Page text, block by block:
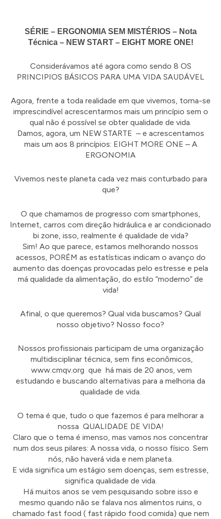
SÉRIE – ERGONOMIA SEM MISTÉRIOS – Nota
Técnica – NEW START – EIGHT MORE ONE!
Considerávamos até agora como sendo 8 OS
PRINCIPIOS BÁSICOS PARA UMA VIDA SAUDÁVEL
Agora, frente a toda realidade em que vivemos, torna-se
imprescindível acrescentarmos mais um princípio sem o
qual não é possível se obter qualidade de vida.
Damos, agora, um NEW STARTE – e acrescentamos
mais um aos 8 princípios: EIGHT MORE ONE – A
ERGONOMIA
Vivemos neste planeta cada vez mais conturbado para
que?
O que chamamos de progresso com smartphones,
Internet, carros com direção hidráulica e ar condicionado
bi zone, isso, realmente é qualidade de vida?
Sim! Ao que parece, estamos melhorando nossos
acessos, PORÉM as estatísticas indicam o avanço do
aumento das doenças provocadas pelo estresse e pela
má qualidade da alimentação, do estilo “moderno” de
vida!
Afinal, o que queremos? Qual vida buscamos? Qual
nosso objetivo? Nosso foco?
Nossos profissionais participam de uma organização
multidisciplinar técnica, sem fins econômicos,
www.cmqv.org que há mais de 20 anos, vem
estudando e buscando alternativas para a melhoria da
qualidade de vida.
O tema é que, tudo o que fazemos é para melhorar a
nossa QUALIDADE DE VIDA!
Claro que o tema é imenso, mas vamos nos concentrar
num dos seus pilares: A nossa vida, o nosso físico. Sem
nós, não haverá vida e nem planeta.
E vida significa um estágio sem doenças, sem estresse,
significa qualidade de vida.
Há muitos anos se vem pesquisando sobre isso e
mesmo quando não se falava nos alimentos ruins, o
chamado fast food ( fast rápido food comida) que nem